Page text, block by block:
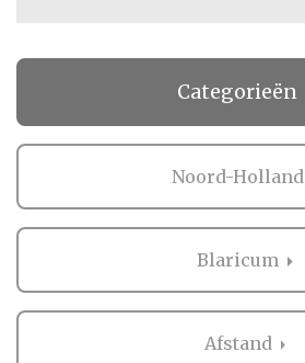
Categorieën
Noord-Holland
Blaricum
Afstand